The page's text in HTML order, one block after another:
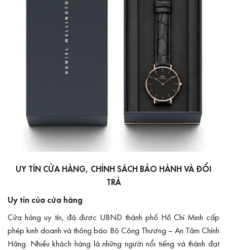
UY TÍN CỬA HÀNG, CHÍNH SÁCH BẢO HÀNH VÀ ĐỔI
TRẢ
Uy tín của cửa hàng
Cửa hàng uy tín, đã được UBND thành phố Hồ Chí Minh cấp
phép kinh doanh và thông báo Bộ Công Thương – An Tâm Chính
Hãng. Nhiều khách hàng là những người nổi tiếng và thành đạt